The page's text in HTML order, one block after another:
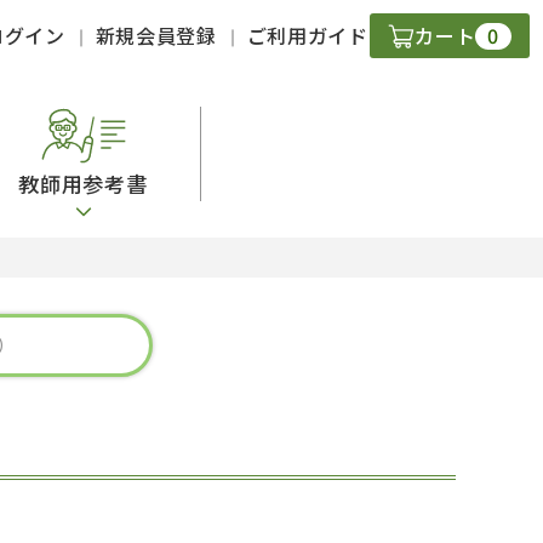
イン 新規会員登録 ご利用ガイド カート 0
教師用参考書
キル